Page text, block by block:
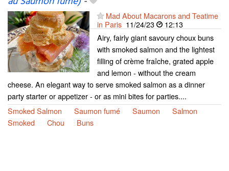
Mad About Macarons and Teatime
in Paris 11/24/23
12:13
Airy, fairly giant savoury choux buns
with smoked salmon and the lightest
filling of crème fraîche, grated apple
and lemon - without the cream
cheese. An elegant way to serve smoked salmon as a dinner
party starter or appetizer - or as mini bites for parties....
Smoked Salmon
Saumon fumé Saumon
Salmon
Smoked
Chou Buns